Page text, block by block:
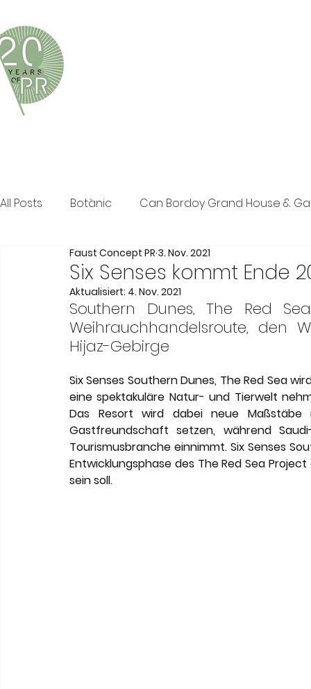
und persönliche Beratung in den Bereichen
Klassische PR im Print Bereich, Events sowie Social
All Posts Botànic Can Bordoy Grand House &
The Ozen Collection Faust Concept PR
Meneghetti Wine Hotel & Winery Karriere
Six Senses kommt Ende
Faust Concept PR 3. Nov. 2021
Aktualisiert: 4. Nov. 2021
Southern Dunes, The Red
Weihrauchhandelsroute, den
Hijaz-Gebirge
Six Senses Southern Dunes, The Red Sea
eine spektakuläre Natur- und Tierwelt
Das Resort wird dabei neue Maßstäbe
Gastfreundschaft setzen, während
Tourismusbranche einnimmt. Six Senses
Entwicklungsphase des The Red Sea
sein soll.